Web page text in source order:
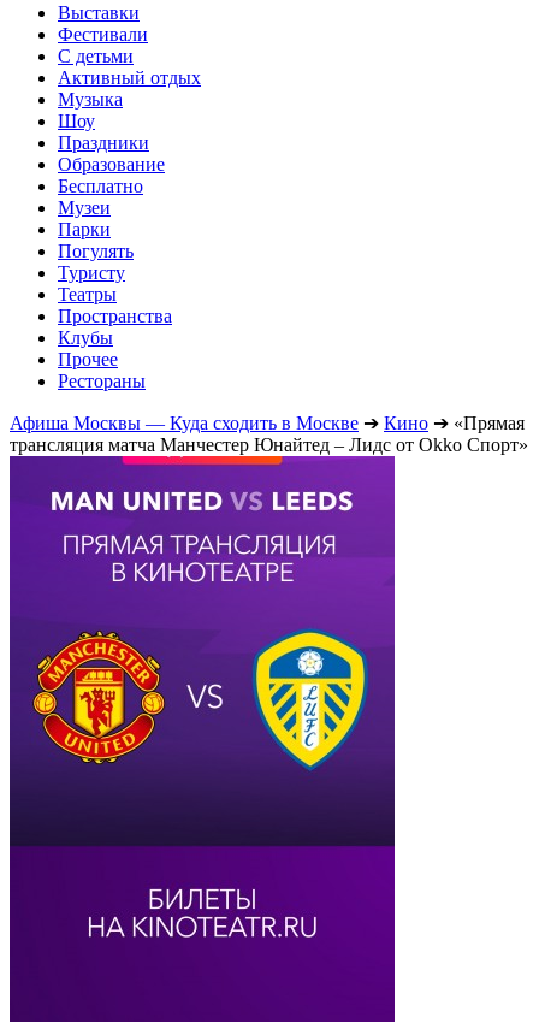
Выставки
Фестивали
С детьми
Активный отдых
Музыка
Шоу
Праздники
Образование
Бесплатно
Музеи
Парки
Погулять
Туристу
Театры
Пространства
Клубы
Прочее
Рестораны
Афиша Москвы — Куда сходить в Москве ➔ Кино ➔ «Прямая
трансляция матча Манчестер Юнайтед – Лидс от Okko Спорт»